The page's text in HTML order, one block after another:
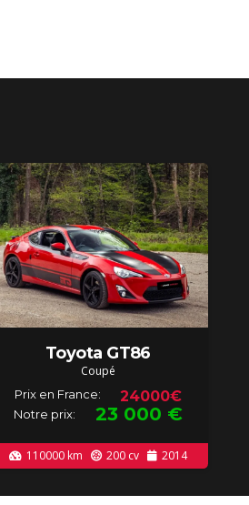
Toyota GT86
Coupé
Prix en France: 24000€
Notre prix: 23 000 €
110000 km 200cv 2014